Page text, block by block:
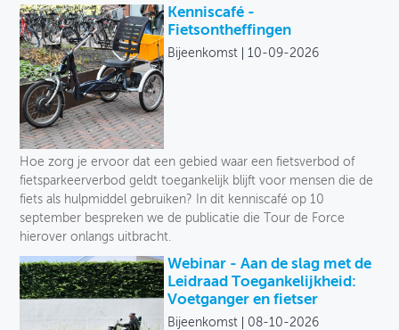
ADRESSENBOEK
OVER FIETSBERAAD
THEMASITES
MIJN PROFIEL
GEBRUIKER
Kenniscafé -
Fietsontheffingen
Bijeenkomst 10-09-2026
Hoe zorg je ervoor dat een gebied waar een fietsverbod of
fietsparkeerverbod geldt toegankelijk blijft voor mensen die de
fiets als hulpmiddel gebruiken? In dit kenniscafé op 10
september bespreken we de publicatie die Tour de Force
hierover onlangs uitbracht.
Webinar - Aan de slag met de
Leidraad Toegankelijkheid:
Voetganger en fietser
Bijeenkomst 08-10-2026